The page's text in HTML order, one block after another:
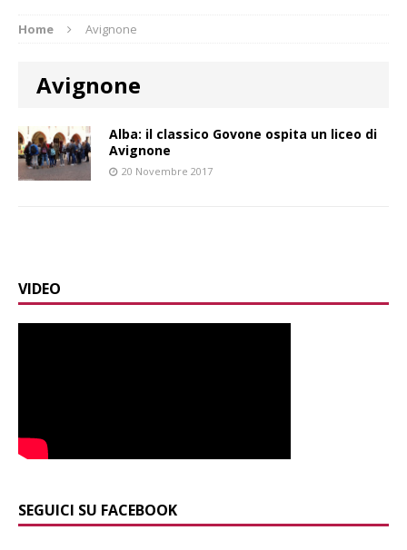
Home Avignone
Avignone
Alba: il classico Govone ospita un liceo di
Avignone
20 Novembre 2017
VIDEO
SEGUICI SU FACEBOOK